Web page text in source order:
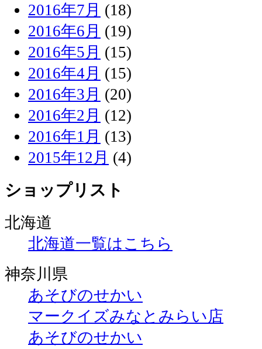
2016年7月 (18)
2016年6月 (19)
2016年5月 (15)
2016年4月 (15)
2016年3月 (20)
2016年2月 (12)
2016年1月 (13)
2015年12月 (4)
ショップリスト
北海道
北海道一覧はこちら
神奈川県
あそびのせかい
マークイズみなとみらい店
あそびのせかい